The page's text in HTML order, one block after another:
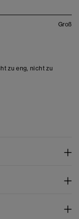
Groß
zu eng, nicht zu